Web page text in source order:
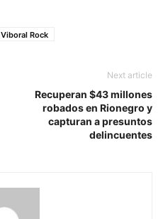
Viboral Rock
Next article
Recuperan $43 millones
robados en Rionegro y
capturan a presuntos
delincuentes